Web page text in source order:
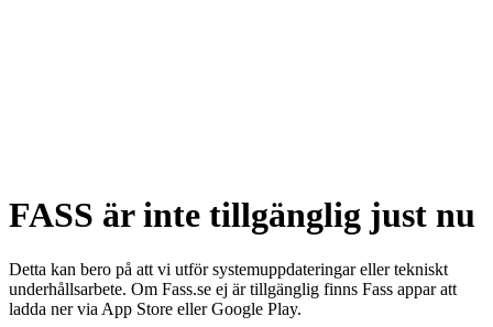
FASS är inte tillgänglig just nu
Detta kan bero på att vi utför systemuppdateringar eller tekniskt
underhållsarbete. Om Fass.se ej är tillgänglig finns Fass appar att
ladda ner via App Store eller Google Play.